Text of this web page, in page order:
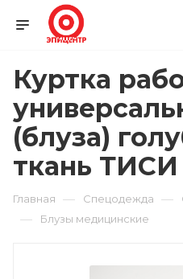
Куртка
(блуза)
ткань ТИСИ
Главная — Спецодежда —
— Блузы медицинские